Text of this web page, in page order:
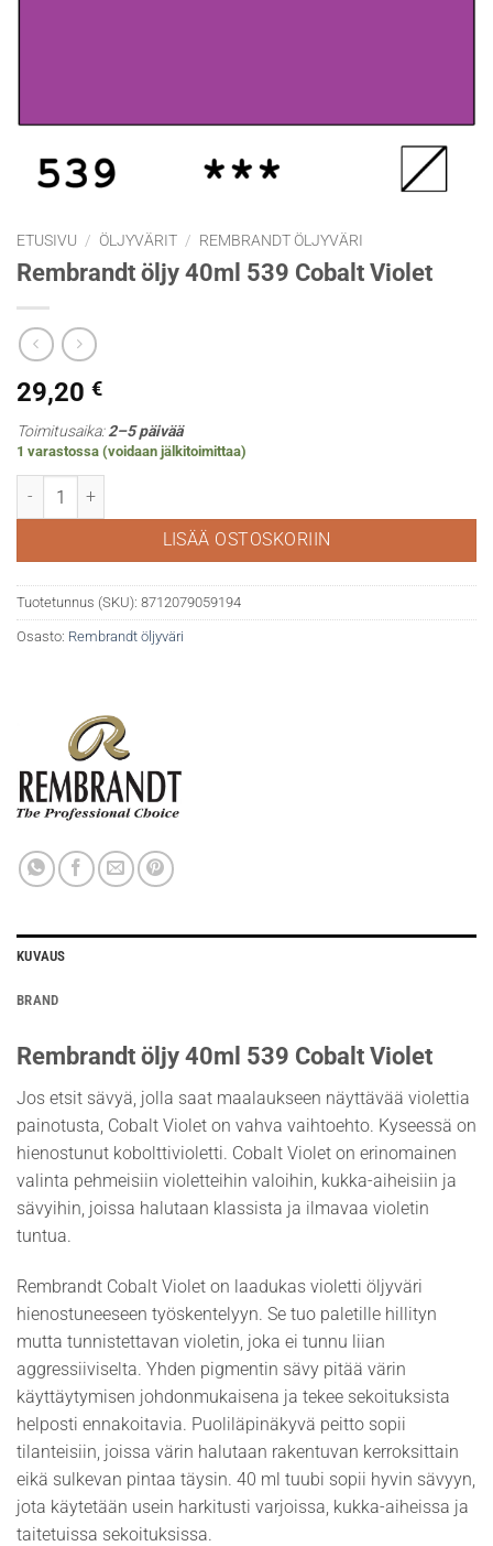
ETUSIVU / ÖLJYVÄRIT / REMBRANDT ÖLJYVÄRI
Rembrandt öljy 40ml 539 Cobalt Violet
29,20 €
Toimitusaika:2–5 päivää
1 varastossa (voidaan jälkitoimittaa)
Rembrandt öljy 40ml 539 Cobalt Violet määrä
LISÄÄ OSTOSKORIIN
Tuotetunnus (SKU): 8712079059194
Osasto: Rembrandt öljyväri
KUVAUS
BRAND
Rembrandt öljy 40ml 539 Cobalt Violet
Jos etsit sävyä, jolla saat maalaukseen näyttävää violettia
painotusta, Cobalt Violet on vahva vaihtoehto. Kyseessä on
hienostunut kobolttivioletti. Cobalt Violet on erinomainen
valinta pehmeisiin violetteihin valoihin, kukka-aiheisiin ja
sävyihin, joissa halutaan klassista ja ilmavaa violetin
tuntua.
Rembrandt Cobalt Violet on laadukas violetti öljyväri
hienostuneeseen työskentelyyn. Se tuo paletille hillityn
mutta tunnistettavan violetin, joka ei tunnu liian
aggressiiviselta. Yhden pigmentin sävy pitää värin
käyttäytymisen johdonmukaisena ja tekee sekoituksista
helposti ennakoitavia. Puoliläpinäkyvä peitto sopii
tilanteisiin, joissa värin halutaan rakentuvan kerroksittain
eikä sulkevan pintaa täysin. 40 ml tuubi sopii hyvin sävyyn,
jota käytetään usein harkitusti varjoissa, kukka-aiheissa ja
taitetuissa sekoituksissa.